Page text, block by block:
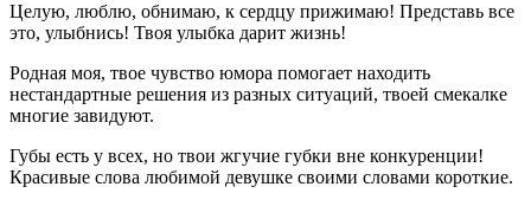
Целую, люблю, обнимаю, к сердцу прижимаю! Представь все
это, улыбнись! Твоя улыбка дарит жизнь!
Родная моя, твое чувство юмора помогает находить
нестандартные решения из разных ситуаций, твоей смекалке
многие завидуют.
Губы есть у всех, но твои жгучие губки вне конкуренции!
Красивые слова любимой девушке своими словами короткие.